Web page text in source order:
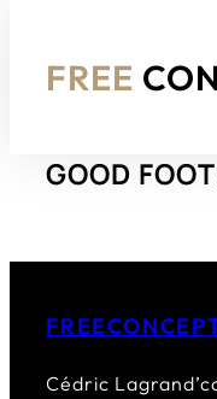
FREE
GOOD
Cédric